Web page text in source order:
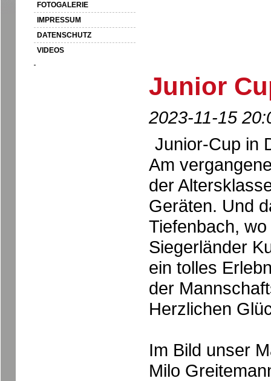
FOTOGALERIE
IMPRESSUM
DATENSCHUTZ
VIDEOS
Junior
2023-11-15
Junior-Cup in
Am
der
Geräten. Und
Tiefenbach,
Siegerländer
ein tolles
der
Herzlichen
Im Bild unser
Milo